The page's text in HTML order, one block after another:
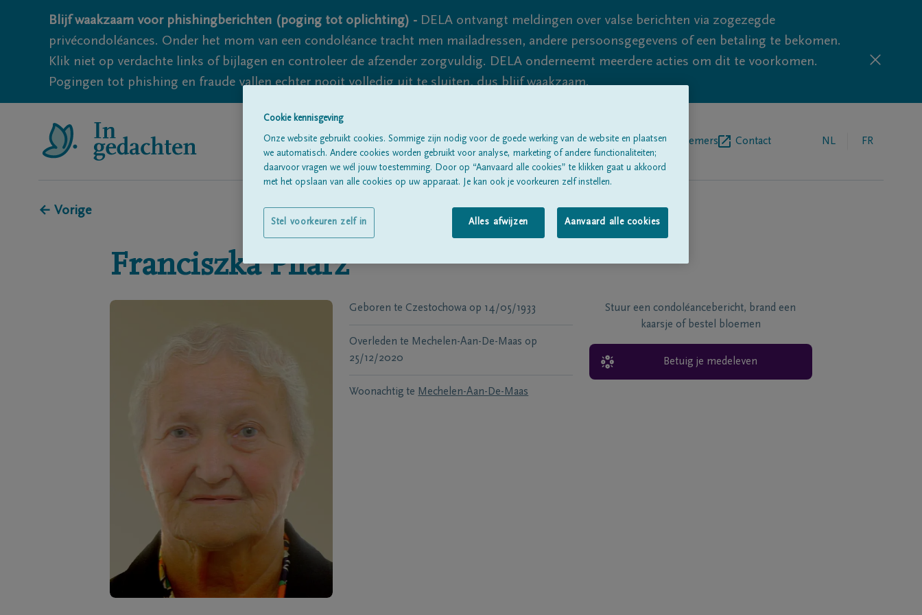
Blijf waakzaam voor phishingberichten (poging tot oplichting) - DELA ontvangt meldingen over valse berichten via zogezegde
privécondoléances. Onder het mom van een condoléance tracht men mailadressen, andere persoonsgegevens of een betaling te bekomen.
Klik niet op verdachte links of bijlagen en controleer de afzender zorgvuldig. DELA onderneemt meerdere acties om dit te voorkomen.
Pogingen tot phishing en fraude vallen echter nooit volledig uit te sluiten, dus blijf waakzaam.
Alle rouwberichtenOver onsBegrafenisondernemers Contact NL FR
← Vorige
Franciszka Pilarz
Geboren te Czestochowa op 14/05/1933
Overleden te Mechelen-Aan-De-Maas op
25/12/2020
Woonachtig te Mechelen-Aan-De-Maas
Stuur een condoléancebericht, brand een
kaarsje of bestel bloemen
Betuig je medeleven
Cookie kennisgeving
Onze website gebruikt cookies. Sommige zijn nodig voor de goede werking van de website en plaatsen
we automatisch. Andere cookies worden gebruikt voor analyse, marketing of andere functionaliteiten;
daarvoor vragen we wél jouw toestemming. Door op “Aanvaard alle cookies” te klikken gaat u akkoord
met het opslaan van alle cookies op uw apparaat. Je kan ook je voorkeuren zelf instellen.
Alles afwijzen Aanvaard alle cookies
Stel voorkeuren zelf in